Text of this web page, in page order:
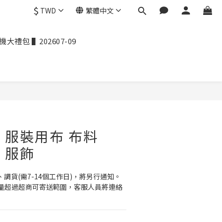
$ TWD 繁體中文
大禮包 ▌202607-09
裝用布 布料
飾
貨(需7-14個工作日)，將另行通知。
過超商可寄送範圍，客服人員將連絡